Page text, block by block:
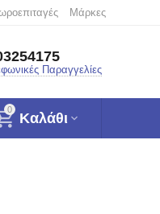
Μάρκες
Παραγγελίες
0
Καλάθι